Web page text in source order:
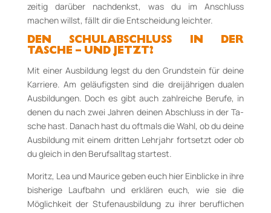
zeitig darüber nach­denkst, was du im An­schluss
machen willst, fällt dir die Ent­schei­dung leichter.
DEN SCHULABSCHLUSS IN DER
TASCHE – UND JETZT?
Mit einer Ausbildung legst du den Grundstein für deine
Karriere. Am geläufigsten sind die dreijäh­rigen dualen
Ausbildungen. Doch es gibt auch zahl­rei­che Berufe, in
denen du nach zwei Jahren dei­nen Abschluss in der Ta­
sche hast. Danach hast du oftmals die Wahl, ob du deine
Ausbil­dung mit ei­nem dritten Lehrjahr fortsetzt oder ob
du gleich in den Berufsalltag startest.
Moritz, Lea und Maurice geben euch hier Ein­blicke in ihre
bisherige Laufbahn und erklären euch, wie sie die
Möglichkeit der Stufenaus­bil­dung zu ihrer be­ruf­lichen